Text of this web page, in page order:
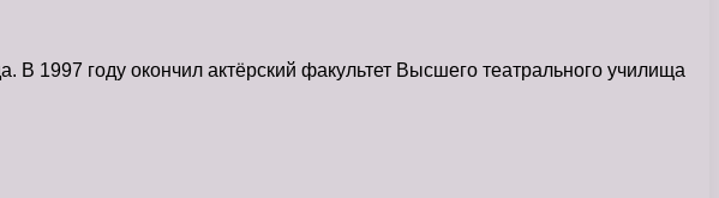
1997 году окончил актёрский факультет Высшего театрального училища